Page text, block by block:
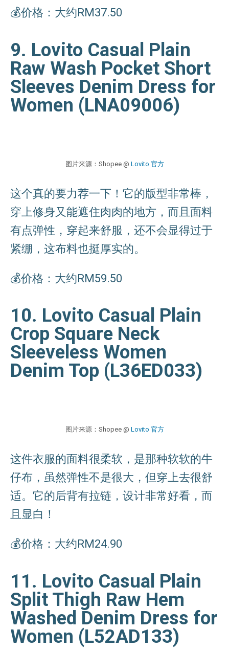
💰价格：大约RM37.50
9. Lovito Casual Plain
Raw Wash Pocket Short
Sleeves Denim Dress for
Women (LNA09006)
图片来源：Shopee @ Lovito 官方
这个真的要力荐一下！它的版型非常棒，
穿上修身又能遮住肉肉的地方，而且面料
有点弹性，穿起来舒服，还不会显得过于
紧绷，这布料也挺厚实的。
💰价格：大约RM59.50
10. Lovito Casual Plain
Crop Square Neck
Sleeveless Women
Denim Top (L36ED033)
图片来源：Shopee @ Lovito 官方
这件衣服的面料很柔软，是那种软软的牛
仔布，虽然弹性不是很大，但穿上去很舒
适。它的后背有拉链，设计非常好看，而
且显白！
💰价格：大约RM24.90
11. Lovito Casual Plain
Split Thigh Raw Hem
Washed Denim Dress for
Women (L52AD133)